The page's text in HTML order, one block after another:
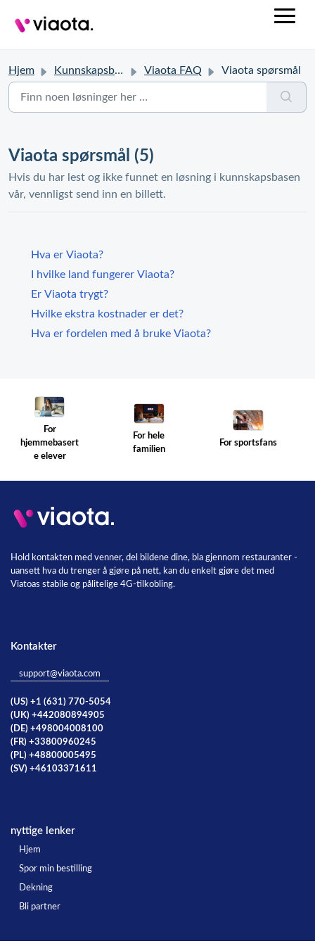
Hjem Kunnskapsbase Viaota FAQ Viaota spørsmål
Viaota spørsmål (5)
Hvis du har lest og ikke funnet en løsning i kunnskapsbasen
vår, vennligst send inn en billett.
Hva er Viaota?
I hvilke land fungerer Viaota?
Er Viaota trygt?
Hvilke ekstra kostnader er det?
Hva er fordelen med å bruke Viaota?
For
hjemmebasert
e elever
For hele
familien
For sportsfans
Hold kontakten med venner, del bildene dine, bla gjennom restauranter -
uansett hva du trenger å gjøre på nett, kan du enkelt gjøre det med
Viatoas stabile og pålitelige 4G-tilkobling.
Kontakter
support@viaota.com
(US) +1 (631) 770-5054
(UK) +442080894905
(DE) +498004008100
(FR) +33800960245
(PL) +48800005495
(SV) +46103371611
nyttige lenker
Hjem
Spor min bestilling
Dekning
Bli partner